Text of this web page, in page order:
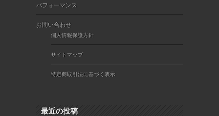
パフォーマンス
お問い合わせ
個人情報保護方針
サイトマップ
特定商取引法に基づく表示
最近の投稿